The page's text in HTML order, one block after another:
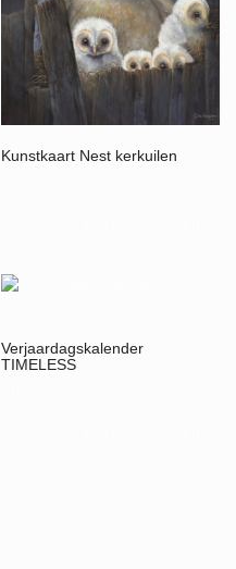
Kunstkaart Nest kerkuilen
Verjaardagskalender
TIMELESS